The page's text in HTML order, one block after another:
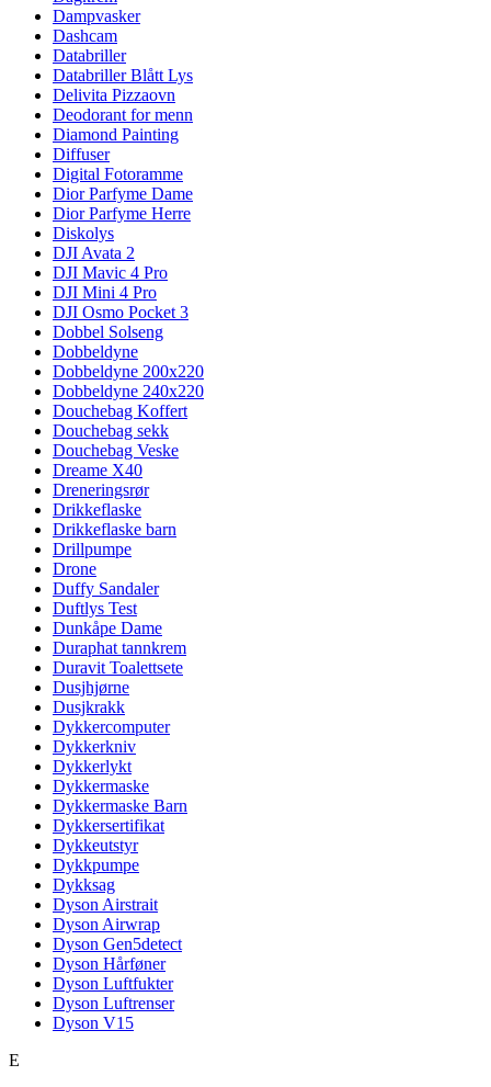
Dampvasker
Dashcam
Databriller
Databriller Blått Lys
Delivita Pizzaovn
Deodorant for menn
Diamond Painting
Diffuser
Digital Fotoramme
Dior Parfyme Dame
Dior Parfyme Herre
Diskolys
DJI Avata 2
DJI Mavic 4 Pro
DJI Mini 4 Pro
DJI Osmo Pocket 3
Dobbel Solseng
Dobbeldyne
Dobbeldyne 200x220
Dobbeldyne 240x220
Douchebag Koffert
Douchebag sekk
Douchebag Veske
Dreame X40
Dreneringsrør
Drikkeflaske
Drikkeflaske barn
Drillpumpe
Drone
Duffy Sandaler
Duftlys Test
Dunkåpe Dame
Duraphat tannkrem
Duravit Toalettsete
Dusjhjørne
Dusjkrakk
Dykkercomputer
Dykkerkniv
Dykkerlykt
Dykkermaske
Dykkermaske Barn
Dykkersertifikat
Dykkeutstyr
Dykkpumpe
Dykksag
Dyson Airstrait
Dyson Airwrap
Dyson Gen5detect
Dyson Hårføner
Dyson Luftfukter
Dyson Luftrenser
Dyson V15
E